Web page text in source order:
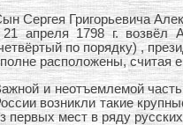
Сергея Григорьевича
апреля 1798 г. возвёл
по порядку) ,
расположены, считая
и неотъемлемой
возникли такие
первых мест в ряду